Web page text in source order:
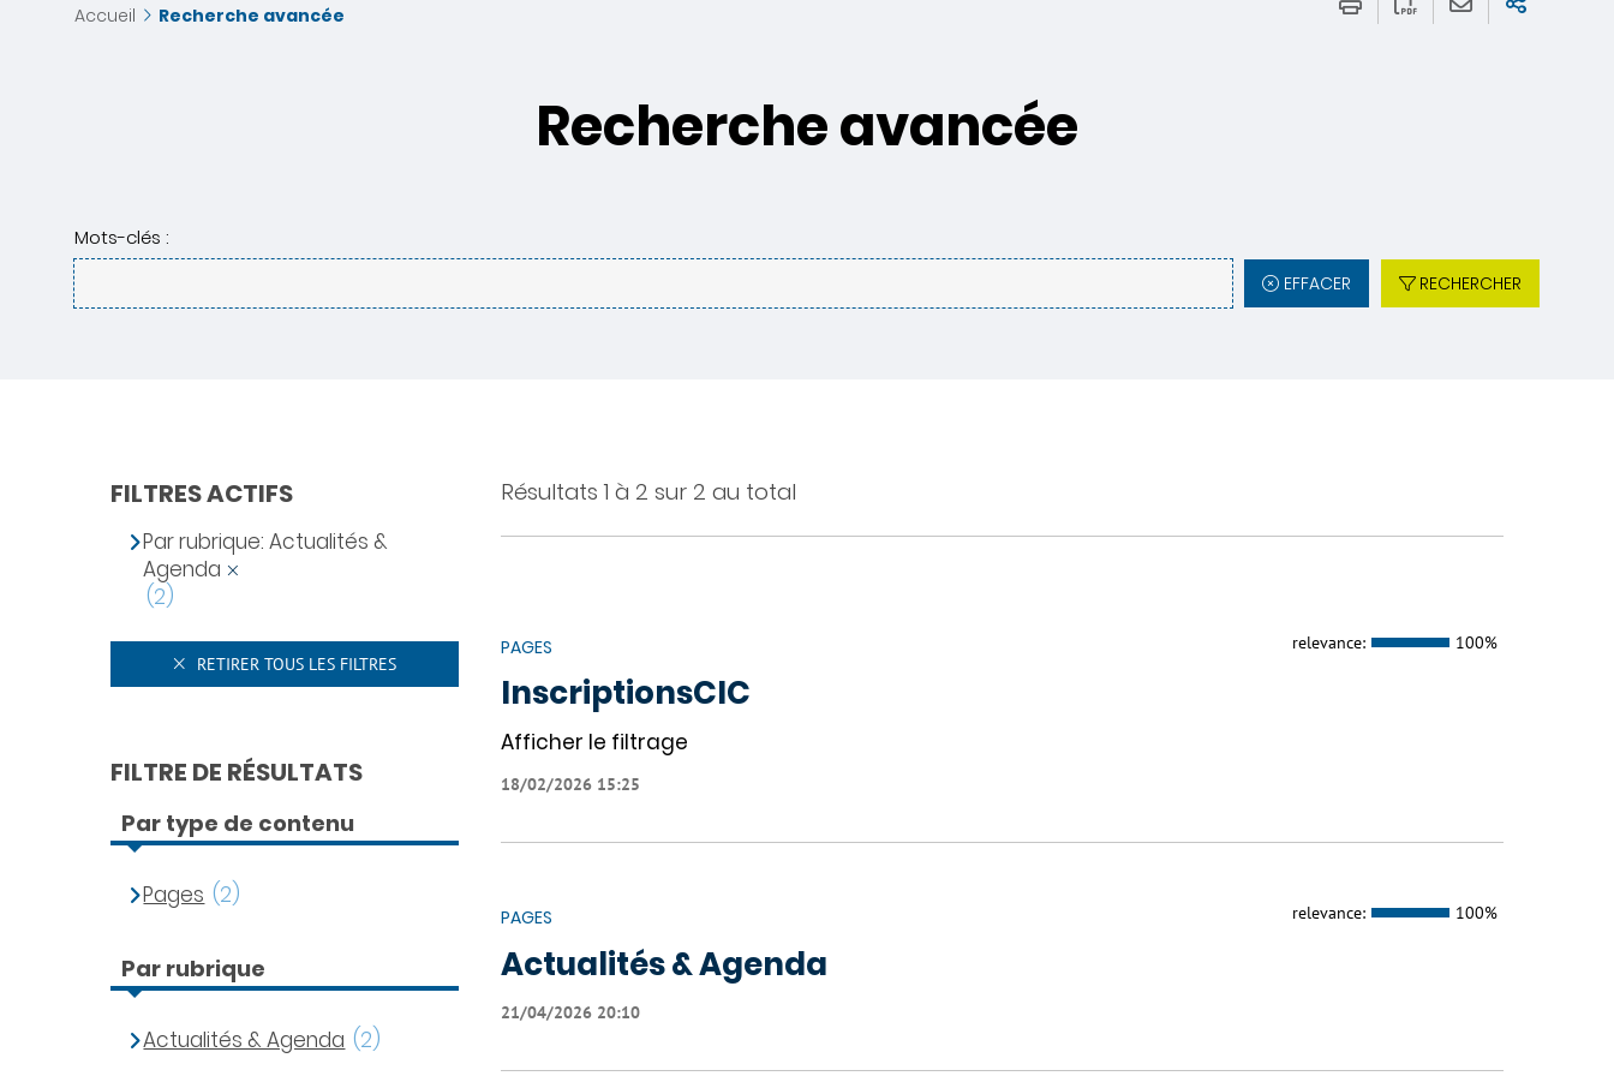
Accueil Recherche avancée
Recherche avancée
Mots-clés :
EFFACER RECHERCHER
Résultats 1 à 2 sur 2 au total
PAGES relevance: 100%
InscriptionsCIC
Afficher le filtrage
18/02/2026 15:25
PAGES relevance: 100%
Actualités & Agenda
21/04/2026 20:10
FILTRES ACTIFS
Par rubrique: Actualités &
Agenda
(2)
RETIRER TOUS LES FILTRES
FILTRE DE RÉSULTATS
Par type de contenu
Pages (2)
Par rubrique
Actualités & Agenda (2)